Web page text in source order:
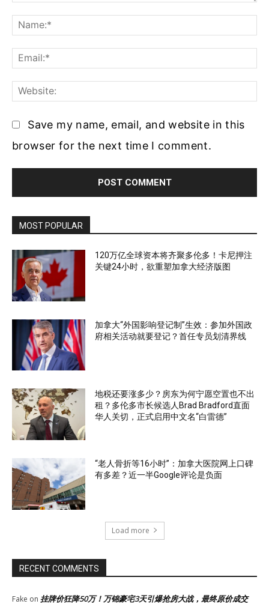
Save my name, email, and website in this
browser for the next time I comment.
MOST POPULAR
120万亿全球资本将齐聚多伦多！卡尼押注
关键24小时，欲重塑加拿大经济版图
加拿大“外国影响登记制”生效：参加外国政
府相关活动就要登记？首任专员划清界线
地税还要涨多少？房东为何宁愿空置也不出
租？多伦多市长候选人Brad Bradford直面
华人关切，正式启用中文名“白雷德”
“老人骨折等16小时”：加拿大医院网上口碑
有多差？近一半Google评论是负面
Load more
RECENT COMMENTS
Fake on 挂牌价狂降50万！万锦豪宅3天引爆抢房大战，最终原价成交